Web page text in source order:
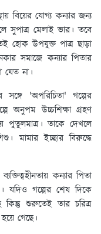
বিয়ের যোগ্য কন্যার জন্য
সুপাত্র মেলাই ভার। তবে
হোক উপযুক্ত পাত্র ছাড়া
সমাজে কন্যার পিতার
না।
সঙ্গে 'অপরিচিতা' গল্পের
অনুপম উচ্চশিক্ষা গ্রহণ
পুতুলমাত্র। তাকে দেখলে
মামার ইচ্ছার বিরুদ্ধে
কন্যার পিতা
যদিও গল্পের শেষ দিকে
শুরুতেই তার চরিত্র
গেছে।